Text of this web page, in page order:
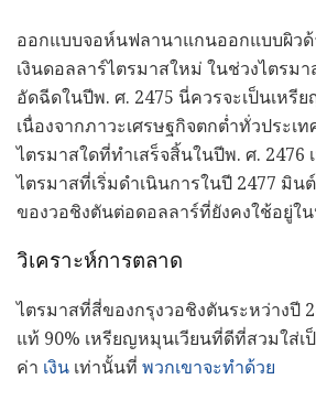
ออกแบบจอห์นฟลานาแกนออกแบบผิว
เงินดอลลาร์ไตรมาสใหม่ ในช่วงไตรม
อัดฉีดในปีพ. ศ. 2475 นี่ควรจะเป็นเหรี
เนื่องจากภาวะเศรษฐกิจตกต่ำทั่วประเ
ไตรมาสใดที่ทำเสร็จสิ้นในปีพ. ศ. 2476
ไตรมาสที่เริ่มดำเนินการในปี 2477 มิน
ของวอชิงตันต่อดอลลาร์ที่ยังคงใช้อยู่ใ
วิเคราะห์การตลาด
ไตรมาสที่สี่ของกรุงวอชิงตันระหว่างปี
แท้ 90% เหรียญหมุนเวียนที่ดีที่สวมใส่เ
ค่า เงิน เท่านั้นที่ พวกเขาจะทำด้วย